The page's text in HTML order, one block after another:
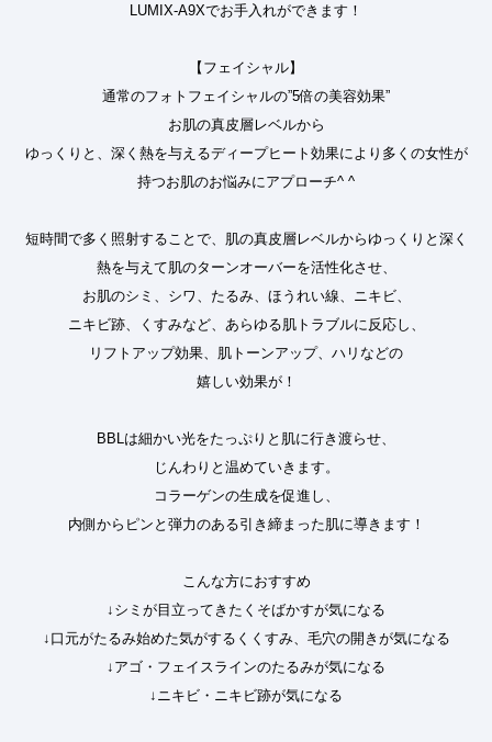
LUMIX-A9Xでお手入れができます！
【フェイシャル】
通常のフォトフェイシャルの”5倍の美容効果”
お肌の真皮層レベルから
ゆっくりと、深く熱を与えるディープヒート効果により多くの女性が
持つお肌のお悩みにアプローチ^ ^
短時間で多く照射することで、肌の真皮層レベルからゆっくりと深く
熱を与えて肌のターンオーバーを活性化させ、
お肌のシミ、シワ、たるみ、ほうれい線、ニキビ、
ニキビ跡、くすみなど、あらゆる肌トラブルに反応し、
リフトアップ効果、肌トーンアップ、ハリなどの
嬉しい効果が！
BBLは細かい光をたっぷりと肌に行き渡らせ、
じんわりと温めていきます。
コラーゲンの生成を促進し、
内側からピンと弾力のある引き締まった肌に導きます！
こんな方におすすめ
↓シミが目立ってきたくそばかすが気になる
↓口元がたるみ始めた気がするくくすみ、毛穴の開きが気になる
↓アゴ・フェイスラインのたるみが気になる
↓ニキビ・ニキビ跡が気になる